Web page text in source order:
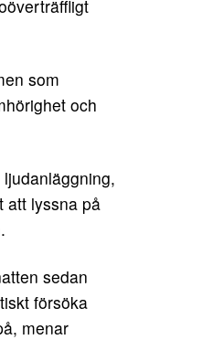
som
och
att lyssna på
sedan
försöka
menar